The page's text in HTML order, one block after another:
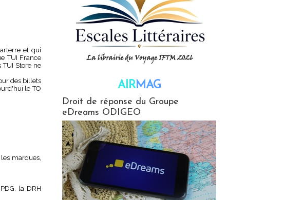
et qui
TUI France
Store ne
des billets
le TO
marques,
la DRH
AIRMAG
Droit de réponse du Groupe
eDreams ODIGEO